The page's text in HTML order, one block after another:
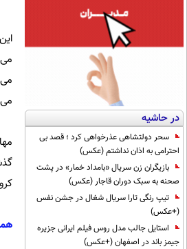
در حاشیه
سحر دولتشاهی عذرخواهی کرد ؛ قصد بی
احترامی به اذان نداشتم (عکس)
بازیگران زن سریال «بامداد خمار» در پشت
صحنه به سبک دوران قاجار (عکس)
تیپ رنگی تارا سریال شغال در جشن نفس
(+عکس)
استایل جالب مدل روس فیلم ایرانی جزیره
جیمز باند در اصفهان (+عکس)